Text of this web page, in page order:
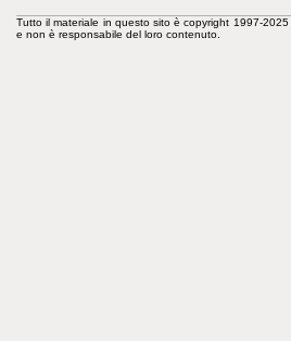
Tutto il materiale in questo sito è copyright 1997-
e non è responsabile del loro contenuto.